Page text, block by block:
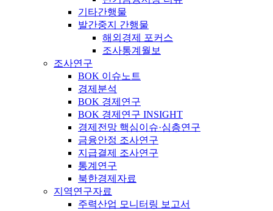
기타간행물
발간중지 간행물
해외경제 포커스
조사통계월보
조사연구
BOK 이슈노트
경제분석
BOK 경제연구
BOK 경제연구 INSIGHT
경제전망 핵심이슈·심층연구
금융안정 조사연구
지급결제 조사연구
통계연구
북한경제자료
지역연구자료
주력산업 모니터링 보고서